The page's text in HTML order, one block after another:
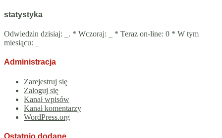
statystyka
Odwiedzin dzisiaj: . * Wczoraj:
* Teraz on-line: 0 * W tym
miesiącu:
Administracja
Zarejestruj się
Zaloguj się
Kanał wpisów
Kanał komentarzy
WordPress.org
Ostatnio dodane